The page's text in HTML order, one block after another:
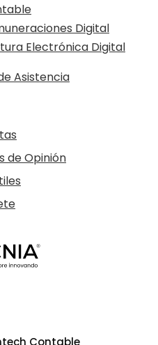
Digital
Electrónica Digital
Asistencia
de Opinión